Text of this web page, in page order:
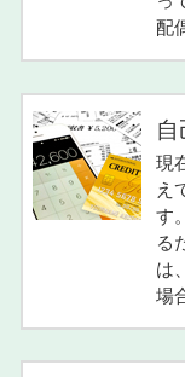
配
現
え
す
る
は
場